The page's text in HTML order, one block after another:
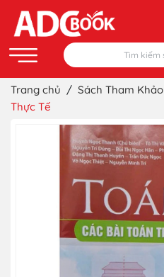
Trang chủ / Sách Tham Khảo
Thực Tế